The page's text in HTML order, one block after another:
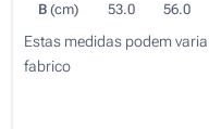
B (cm) 53.0 56.0
Estas medidas podem
fabrico